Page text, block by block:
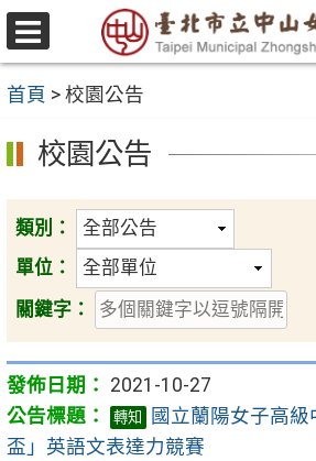
跳
至
要
內
容
區
選
單
首頁 > 校園公告
校園公告
類別：
單位：
關鍵字：
2021-10-27
轉知
國立蘭陽女子高
盃」英語文表達力競賽